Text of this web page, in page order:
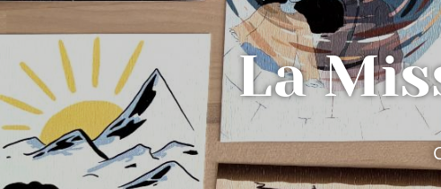
La